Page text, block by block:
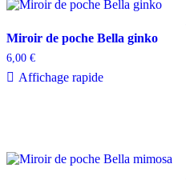
Miroir de poche Bella ginko
6,00 €
Affichage rapide